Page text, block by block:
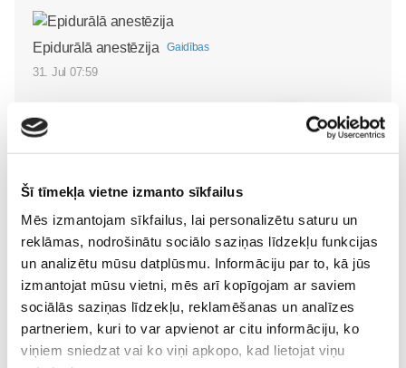
Šī tīmekļa vietne izmanto sīkfailus
Mēs izmantojam sīkfailus, lai personalizētu saturu un
reklāmas, nodrošinātu sociālo saziņas līdzekļu funkcijas
un analizētu mūsu datplūsmu. Informāciju par to, kā jūs
izmantojat mūsu vietni, mēs arī kopīgojam ar saviem
sociālās saziņas līdzekļu, reklamēšanas un analīzes
partneriem, kuri to var apvienot ar citu informāciju, ko
viņiem sniedzat vai ko viņi apkopo, kad lietojat viņu
Epidurālā anestēzija Gaidības
31. Jul 07:59
Superbēbīte Šarlote nāk
pasaulē Jūrmalas
slimnīcā
Gaidības
09. Jul 09:55
Superbēbis 2026!
Gaidības
16. May 09:55